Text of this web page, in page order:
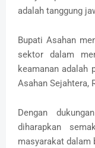
adalah tanggung
Bupati Asahan
sektor dalam
keamanan adalah
Asahan Sejahtera,
Dengan
diharapkan
masyarakat dalam